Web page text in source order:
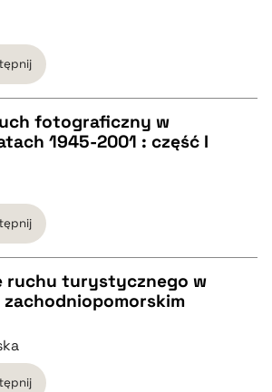
fotograficzny w
1945-2001 : część I
ruchu turystycznego w